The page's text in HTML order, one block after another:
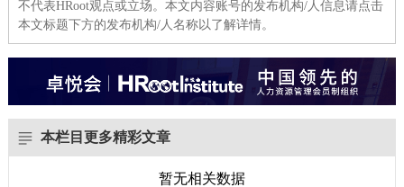
不代表HRoot观点或立场。本文内容账号的发布机构/人信息请点击
本文标题下方的发布机构/人名称以了解详情。
本栏目更多精彩文章
暂无相关数据